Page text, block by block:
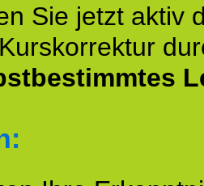
Sie jetzt aktiv